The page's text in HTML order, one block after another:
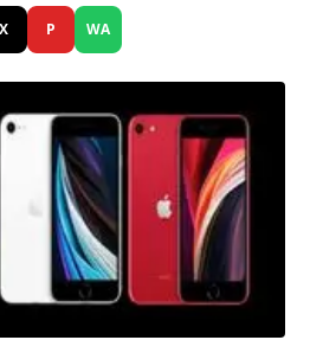
X P WA